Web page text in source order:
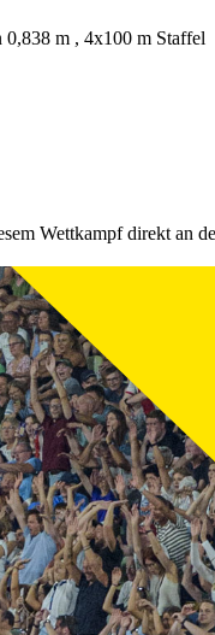
m , 4x100 m Staffel
Wettkampf direkt an